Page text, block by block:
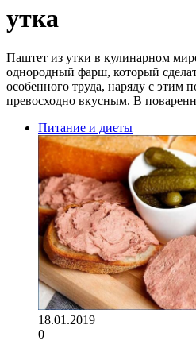
утка
Паштет из утки в кулинарном
однородный фарш, который
особенного труда, наряду с этим
превосходно вкусным. В
Питание и диеты
18.01.2019
0